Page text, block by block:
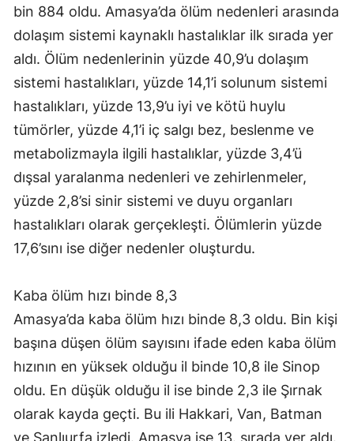
bin 884 oldu. Amasya’da ölüm nedenleri arasında
dolaşım sistemi kaynaklı hastalıklar ilk sırada yer
aldı. Ölüm nedenlerinin yüzde 40,9’u dolaşım
sistemi hastalıkları, yüzde 14,1’i solunum sistemi
hastalıkları, yüzde 13,9’u iyi ve kötü huylu
tümörler, yüzde 4,1’i iç salgı bez, beslenme ve
metabolizmayla ilgili hastalıklar, yüzde 3,4’ü
dışsal yaralanma nedenleri ve zehirlenmeler,
yüzde 2,8’si sinir sistemi ve duyu organları
hastalıkları olarak gerçekleşti. Ölümlerin yüzde
17,6’sını ise diğer nedenler oluşturdu.
Kaba ölüm hızı binde 8,3
Amasya’da kaba ölüm hızı binde 8,3 oldu. Bin kişi
başına düşen ölüm sayısını ifade eden kaba ölüm
hızının en yüksek olduğu il binde 10,8 ile Sinop
oldu. En düşük olduğu il ise binde 2,3 ile Şırnak
olarak kayda geçti. Bu ili Hakkari, Van, Batman